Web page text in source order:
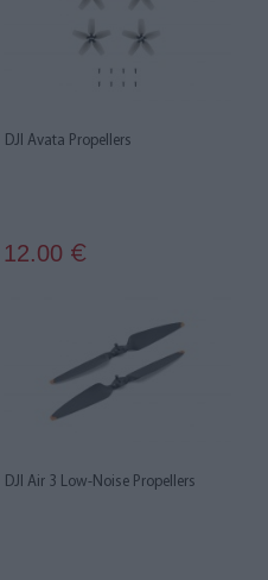
DJI Avata Propellers
12.00 €
DJI Air 3 Low-Noise Propellers